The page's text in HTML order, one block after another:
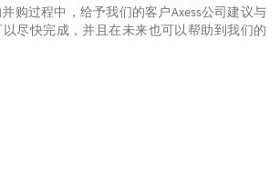
购过程中，给予我们的客户Axess公司建议与
尽快完成，并且在未来也可以帮助到我们的
AG收购欧道智瀚（北京）科技有限公司：